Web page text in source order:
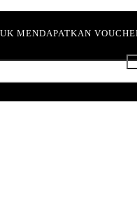
MENDAPATKAN